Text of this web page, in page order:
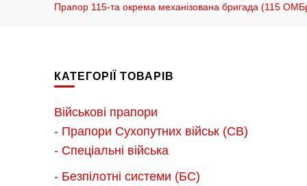
Прапор 115-та окрема механізована бригада (115
КАТЕГОРІЇ ТОВАРІВ
Військові прапори
- Прапори Сухопутних військ (СВ)
- Спеціальні війська
- Безпілотні системи (БС)